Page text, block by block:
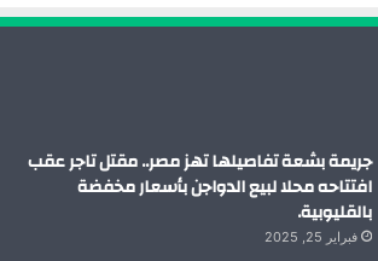
م
جريمة بشعة تفاصيلها تهز مصر.. مقتل تاجر عقب
افتتاحه محلا لبيع الدواجن بأسعار مخفضة
بالقليوبية.
فبراير 25, 2025